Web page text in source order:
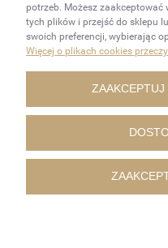
chcesz otrzymywać
informacje o nowościach i
promocjach.
potrzeb. Możesz zaakceptować
tych plików i przejść do sklepu
swoich preferencji, wybierając
Więcej o plikach cookies